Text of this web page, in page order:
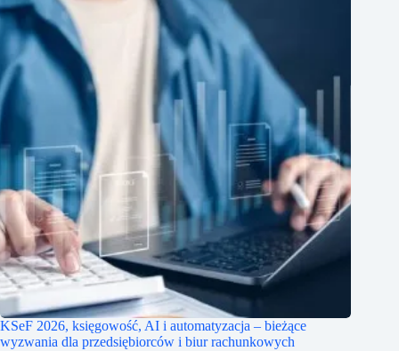
KSeF 2026, księgowość, AI i automatyzacja – bieżące
wyzwania dla przedsiębiorców i biur rachunkowych